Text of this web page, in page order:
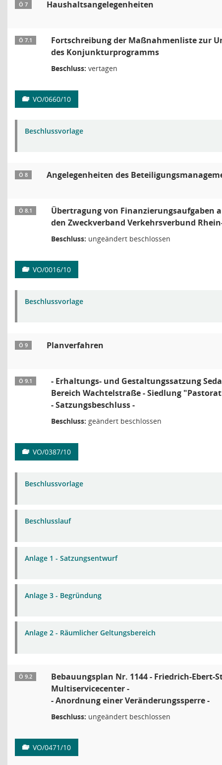
Ö 7 Haushaltsangelegenheiten
Ö 7.1
Fortschreibung der Maßnahmenliste zur
des Konjunkturprogramms
Beschluss: vertagen
VO/0660/10
Beschlussvorlage
Ö 8 Angelegenheiten des
Ö 8.1
Übertragung von Finanzierungsaufgaben
den Zweckverband Verkehrsverbund
Beschluss: ungeändert beschlossen
VO/0016/10
Beschlussvorlage
Ö 9 Planverfahren
Ö 9.1
- Erhaltungs- und Gestaltungssatzung
Bereich Wachtelstraße - Siedlung
- Satzungsbeschluss -
Beschluss: geändert beschlossen
VO/0387/10
Beschlussvorlage
Beschlusslauf
Anlage 1 - Satzungsentwurf
Anlage 3 - Begründung
Anlage 2 - Räumlicher Geltungsbereich
Ö 9.2
Bebauungsplan Nr. 1144 - Friedrich-Ebert-
Multiservicecenter -
- Anordnung einer Veränderungssperre -
Beschluss: ungeändert beschlossen
VO/0471/10